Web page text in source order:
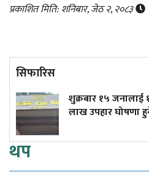
प्रकाशित मिति: शनिबार, जेठ २, २०८३
सिफारिस
शुक्रबार १५
लाख उपहार घोषणा
थप